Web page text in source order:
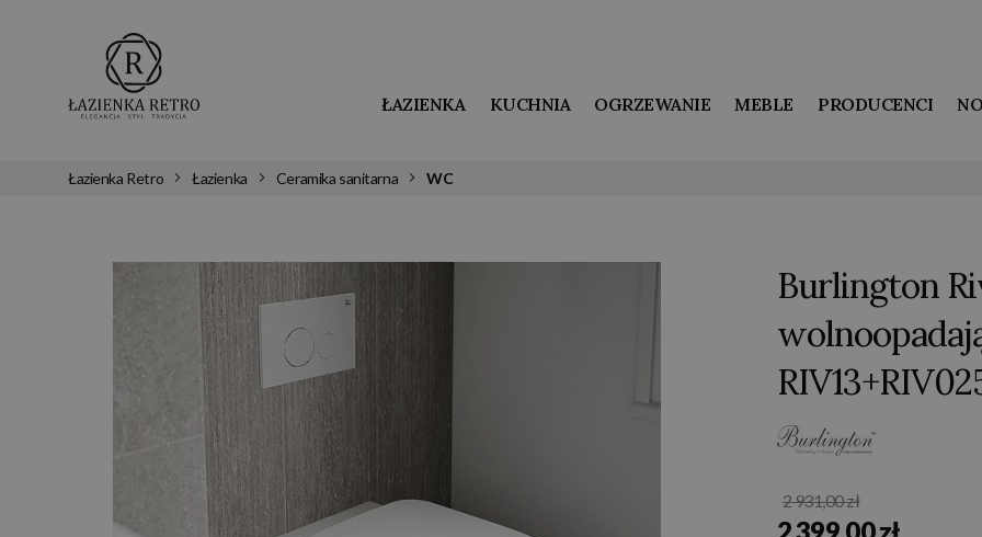
ŁAZIENKA KUCHNIA OGRZEWANIE MEBLE PRODUCENCI
Łazienka Retro Łazienka Ceramika sanitarna WC
Burlington
2 931,00 zł